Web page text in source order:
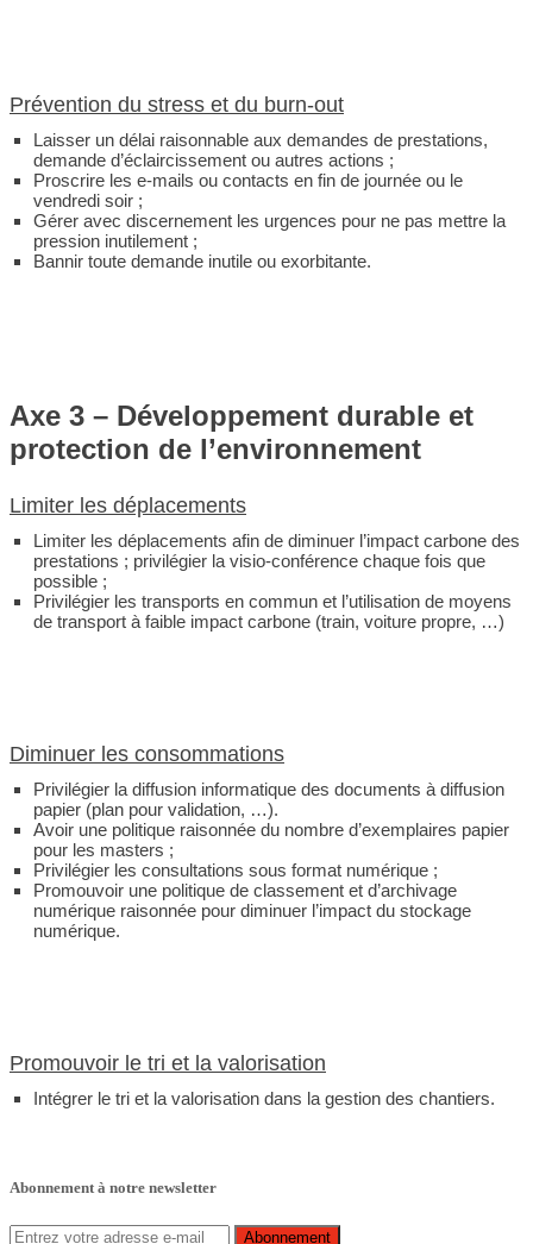
Prévention du stress et du burn-out
Laisser un délai raisonnable aux demandes de prestations,
demande d’éclaircissement ou autres actions ;
Proscrire les e-mails ou contacts en fin de journée ou le
vendredi soir ;
Gérer avec discernement les urgences pour ne pas mettre la
pression inutilement ;
Bannir toute demande inutile ou exorbitante.
Axe 3 – Développement durable et
protection de l’environnement
Limiter les déplacements
Limiter les déplacements afin de diminuer l’impact carbone des
prestations ; privilégier la visio-conférence chaque fois que
possible ;
Privilégier les transports en commun et l’utilisation de moyens
de transport à faible impact carbone (train, voiture propre, …)
Diminuer les consommations
Privilégier la diffusion informatique des documents à diffusion
papier (plan pour validation, …).
Avoir une politique raisonnée du nombre d’exemplaires papier
pour les masters ;
Privilégier les consultations sous format numérique ;
Promouvoir une politique de classement et d’archivage
numérique raisonnée pour diminuer l’impact du stockage
numérique.
Promouvoir le tri et la valorisation
Intégrer le tri et la valorisation dans la gestion des chantiers.
Abonnement à notre newsletter